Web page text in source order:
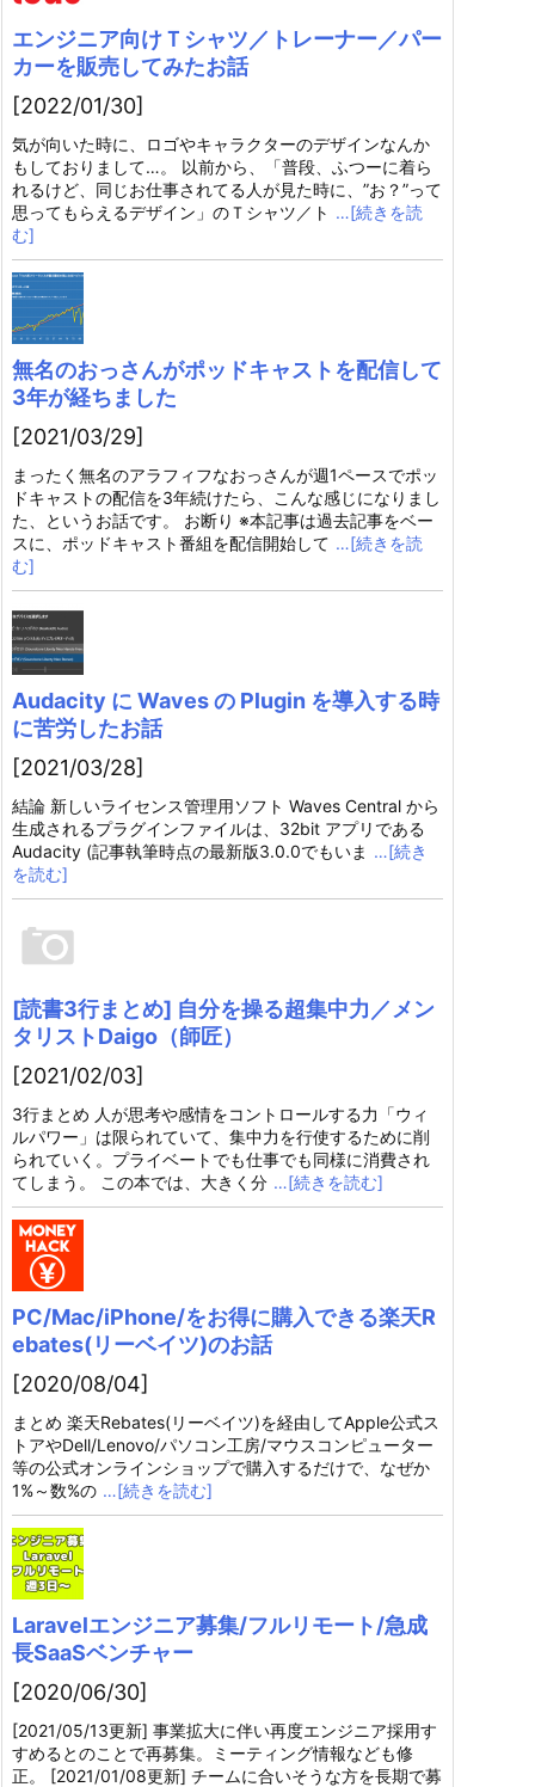
エンジニア向けＴシャツ／トレーナー／パー
カーを販売してみたお話
[2022/01/30]
気が向いた時に、ロゴやキャラクターのデザインなんか
もしておりまして…。 以前から、「普段、ふつーに着ら
れるけど、同じお仕事されてる人が見た時に、”お？”って
思ってもらえるデザイン」のＴシャツ／ト …[続きを読
む]
無名のおっさんがポッドキャストを配信して
3年が経ちました
[2021/03/29]
まったく無名のアラフィフなおっさんが週1ペースでポッ
ドキャストの配信を3年続けたら、こんな感じになりまし
た、というお話です。 お断り ※本記事は過去記事をベー
スに、ポッドキャスト番組を配信開始して …[続きを読
む]
Audacity に Waves の Plugin を導入する時
に苦労したお話
[2021/03/28]
結論 新しいライセンス管理用ソフト Waves Central から
生成されるプラグインファイルは、32bit アプリである
Audacity (記事執筆時点の最新版3.0.0でもいま …[続き
を読む]
[読書3行まとめ] 自分を操る超集中力／メン
タリストDaigo（師匠）
[2021/02/03]
3行まとめ 人が思考や感情をコントロールする力「ウィ
ルパワー」は限られていて、集中力を行使するために削
られていく。プライベートでも仕事でも同様に消費され
てしまう。 この本では、大きく分 …[続きを読む]
PC/Mac/iPhone/をお得に購入できる楽天R
ebates(リーベイツ)のお話
[2020/08/04]
まとめ 楽天Rebates(リーベイツ)を経由してApple公式ス
トアやDell/Lenovo/パソコン工房/マウスコンピューター
等の公式オンラインショップで購入するだけで、なぜか
1%～数%の …[続きを読む]
Laravelエンジニア募集/フルリモート/急成
長SaaSベンチャー
[2020/06/30]
[2021/05/13更新] 事業拡大に伴い再度エンジニア採用す
すめるとのことで再募集。ミーティング情報なども修
正。 [2021/01/08更新] チームに合いそうな方を長期で募